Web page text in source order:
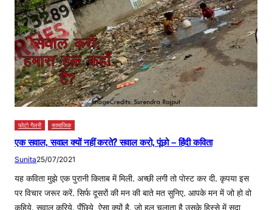
फोटो गैलरी सामाजिक
एक सवाल, सवाल क्यों नहीं करते? सवाल करो, पूंछो – हिंदी कविता
Sunita25/07/2021
यह कविता मुझे एक पुरानी किताब में मिली. अच्छी लगी तो पोस्ट कर दी. कृपया इस
पर विचार जरूर करें. सिर्फ दूसरों की मन की बाते मत सुनिए. आपके मन में जो हो वो
कहिये. सवाल करिये. पूँछिये, ऐसा क्यों है. जो हल चलाता है उसके हिस्से में सदा